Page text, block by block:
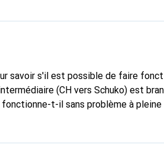
sais pas si cela sert à quelque
savoir s'il est possible de faire
(CH vers Schuko) est
t-il sans problème à pleine